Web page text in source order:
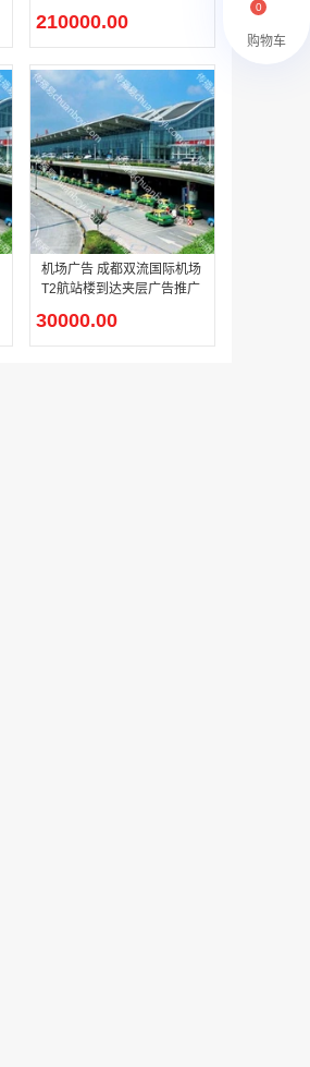
210000.00
机场广告 成都双流国际机场
T2航站楼到达夹层广告推广
30000.00
购物车
0